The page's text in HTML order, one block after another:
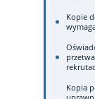
Kopie
Kopia